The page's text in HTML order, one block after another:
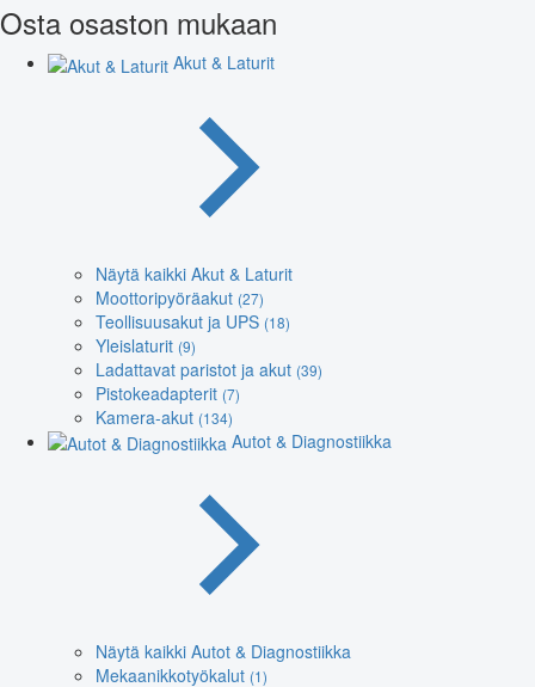
Osta osaston mukaan
Akut & Laturit
Näytä kaikki Akut & Laturit
Moottoripyöräakut (27)
Teollisuusakut ja UPS (18)
Yleislaturit (9)
Ladattavat paristot ja akut (39)
Pistokeadapterit (7)
Kamera-akut (134)
Autot & Diagnostiikka
Näytä kaikki Autot & Diagnostiikka
Mekaanikkotyökalut (1)